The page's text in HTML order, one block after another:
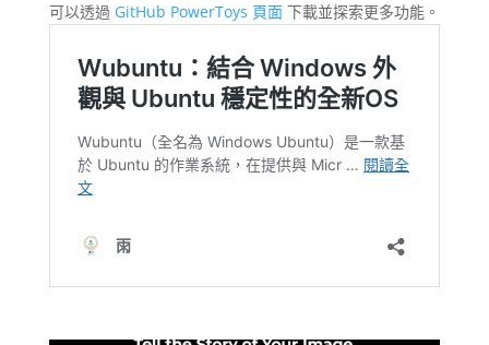
可以透過 GitHub PowerToys 頁面下載並探索更多功能。